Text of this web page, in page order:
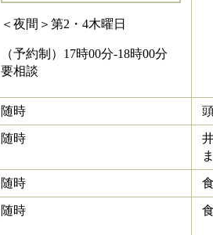
＜夜間＞第2・4木曜日
（予約制）17時00分-18時00分
要相談
随時
随時
随時
随時